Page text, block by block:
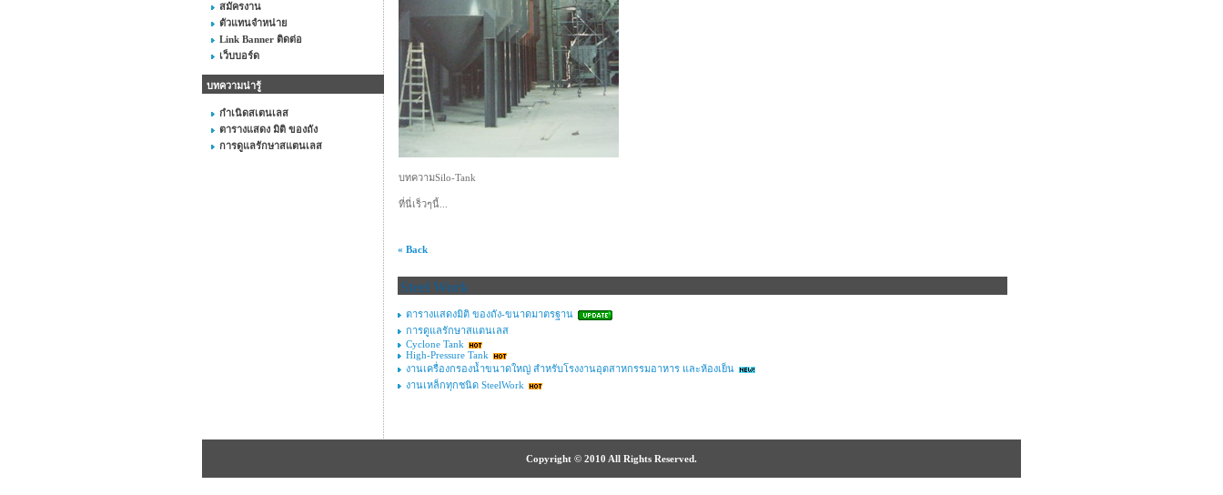
สมัครงาน
ตัวแทนจำหน่าย
Link Banner ติดต่อ
เว็บบอร์ด
บทความน่ารู้
กำเนิดสเตนเลส
ตารางแสดง มิติ ของถัง
การดูแลรักษาสแตนเลส
บทความSilo-Tank
ที่นี่เร็วๆนี้...
« Back
Steel Work
ตารางแสดงมิติ ของถัง-ขนาดมาตรฐาน
การดูแลรักษาสแตนเลส
Cyclone Tank
High-Pressure Tank
งานเครื่องกรองน้ำขนาดใหญ่ สำหรับโรงงานอุตสาหกรรมอาหาร และห้องเย็น
งานเหล็กทุกชนิด SteelWork
Copyright © 2010 All Rights Reserved.